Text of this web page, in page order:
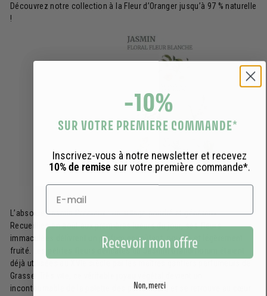
Découvrez notre collection à la Fleur d’Oranger jusqu’à 97 % naturelle
!
L’absolue Jasmin Précieux : un sillage poudré et généreux.
Recueillies en août aux premières lueurs du jour, ses fleurs
immaculées délivrent un parfum envoûtant, poudré et légèrement
fruité. Les petites fleurs délicates du Jasmin Grandiflorum étaient
déjà utilisées au XVIe siècle par les maîtres gantiers parfumeurs de
Grasse. Très vite, ce véritable joyau végétal devient un
incontournable de la palette des parfumeurs et se retrouve au cœur
-10%
SUR VOTRE PREMIERE COMMANDE*
Inscrivez-vous à notre newsletter et recevez
10% de remise sur votre première commande*.
Recevoir mon offre
Non, merci